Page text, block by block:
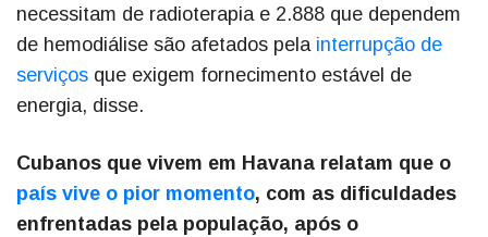
necessitam de radioterapia e 2.888 que dependem
de hemodiálise são afetados pela interrupção de
serviços que exigem fornecimento estável de
energia, disse.
Cubanos que vivem em Havana relatam que o
país vive o pior momento, com as dificuldades
enfrentadas pela população, após o